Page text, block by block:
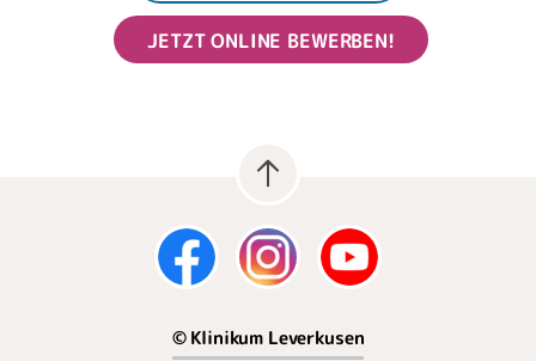
JETZT ONLINE BEWERBEN!
© Klinikum Leverkusen